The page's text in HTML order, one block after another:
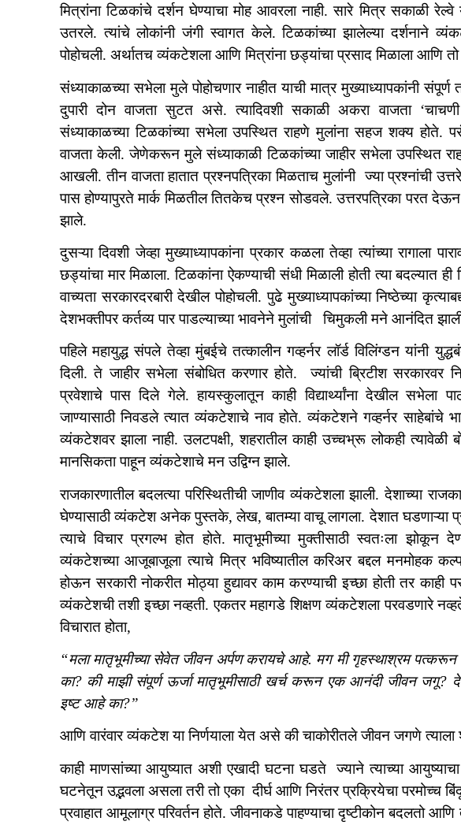
मित्रांना टिळकांचे दर्शन घेण्याचा मोह आवरला नाही. सारे मित्र सकाळी
उतरले. त्यांचे लोकांनी जंगी स्वागत केले. टिळकांच्या झालेल्या दर्शनाने
पोहोचली. अर्थातच व्यंकटेशला आणि मित्रांना छड्यांचा प्रसाद मिळाला आणि
संध्याकाळच्या सभेला मुले पोहोचणार नाहीत याची मात्र मुख्याध्यापकांनी संपूर्ण
दुपारी दोन वाजता सुटत असे. त्यादिवशी सकाळी अकरा वाजता ‘चाचणी
संध्याकाळच्या टिळकांच्या सभेला उपस्थित राहणे मुलांना सहज शक्य होते.
वाजता केली. जेणेकरून मुले संध्याकाळी टिळकांच्या जाहीर सभेला उपस्थित
आखली. तीन वाजता हातात प्रश्नपत्रिका मिळताच मुलांनी ज्या प्रश्नांची
पास होण्यापुरते मार्क मिळतील तितकेच प्रश्न सोडवले. उत्तरपत्रिका परत
झाले.
दुसऱ्या दिवशी जेव्हा मुख्याध्यापकांना प्रकार कळला तेव्हा त्यांच्या रागाला
छड्यांचा मार मिळाला. टिळकांना ऐकण्याची संधी मिळाली होती त्या
वाच्यता सरकारदरबारी देखील पोहोचली. पुढे मुख्याध्यापकांच्या निष्ठेच्या
देशभक्तीपर कर्तव्य पार पाडल्याच्या भावनेने मुलांची चिमुकली मने आनंदित
पहिले महायुद्ध संपले तेव्हा मुंबईचे तत्कालीन गव्हर्नर लॉर्ड विलिंग्डन यांनी
दिली. ते जाहीर सभेला संबोधित करणार होते. ज्यांची ब्रिटीश सरकारवर
प्रवेशाचे पास दिले गेले. हायस्कुलातून काही विद्यार्थ्यांना देखील सभेला
जाण्यासाठी निवडले त्यात व्यंकटेशाचे नाव होते. व्यंकटेशने गव्हर्नर साहेबांचे
व्यंकटेशवर झाला नाही. उलटपक्षी, शहरातील काही उच्चभ्रू लोकही त्यावेळी
मानसिकता पाहून व्यंकटेशाचे मन उद्विग्न झाले.
राजकारणातील बदलत्या परिस्थितीची जाणीव व्यंकटेशला झाली. देशाच्या
घेण्यासाठी व्यंकटेश अनेक पुस्तके, लेख, बातम्या वाचू लागला. देशात घडणाऱ्या
त्याचे विचार प्रगल्भ होत होते. मातृभूमीच्या मुक्तीसाठी स्वतःला झोकून
व्यंकटेशच्या आजूबाजूला त्याचे मित्र भविष्यातील करिअर बद्दल मनमोहक
होऊन सरकारी नोकरीत मोठ्या हुद्यावर काम करण्याची इच्छा होती तर
व्यंकटेशची तशी इच्छा नव्हती. एकतर महागडे शिक्षण व्यंकटेशला परवडणारे
विचारात होता,
“मला मातृभूमीच्या सेवेत जीवन अर्पण करायचे आहे. मग मी गृहस्थाश्रम पत्करून
का? की माझी संपूर्ण ऊर्जा मातृभूमीसाठी खर्च करून एक आनंदी जीवन जगू?
इष्ट आहे का?”
आणि वारंवार व्यंकटेश या निर्णयाला येत असे की चाकोरीतले जीवन जगणे त्याला
काही माणसांच्या आयुष्यात अशी एखादी घटना घडते ज्याने त्याच्या आयुष्याचा
घटनेतून उद्भवला असला तरी तो एका दीर्घ आणि निरंतर प्रक्रियेचा परमोच्च
प्रवाहात आमूलाग्र परिवर्तन होते. जीवनाकडे पाहण्याचा दृष्टीकोन बदलतो